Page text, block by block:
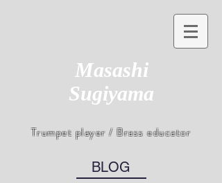
Masashi
Sugiyama
Trumpet player / Brass educator
BLOG